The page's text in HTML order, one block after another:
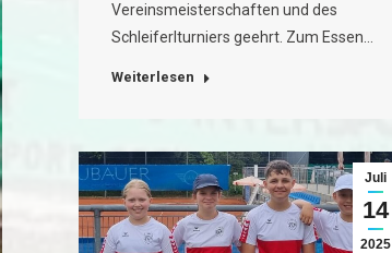
Vereinsmeisterschaften und des
Schleiferlturniers geehrt. Zum Essen…
Weiterlesen
Juli
14
2025